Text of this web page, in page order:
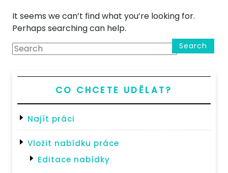
It seems we can’t find what you’re looking for.
Perhaps searching can help.
Search
CO CHCETE UDĚLAT?
Najít práci
Vložit nabídku práce
Editace nabídky